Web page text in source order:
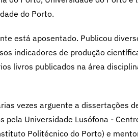
do Porto.
está aposentado. Publicou
indicadores de produção
livros publicados na área
vezes arguente a dissertações
pela Universidade Lusófona -
Politécnico do Porto) e